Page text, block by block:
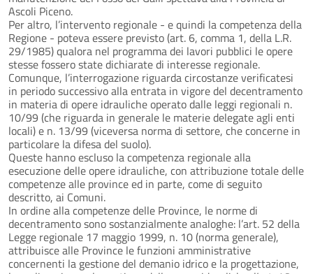
Ascoli Piceno.
Per altro, l’intervento regionale - e quindi la competenza della
Regione - poteva essere previsto (art. 6, comma 1, della L.R.
29/1985) qualora nel programma dei lavori pubblici le opere
stesse fossero state dichiarate di interesse regionale.
Comunque, l’interrogazione riguarda circostanze verificatesi
in periodo successivo alla entrata in vigore del decentramento
in materia di opere idrauliche operato dalle leggi regionali n.
10/99 (che riguarda in generale le materie delegate agli enti
locali) e n. 13/99 (viceversa norma di settore, che concerne in
particolare la difesa del suolo).
Queste hanno escluso la competenza regionale alla
esecuzione delle opere idrauliche, con attribuzione totale delle
competenze alle province ed in parte, come di seguito
descritto, ai Comuni.
In ordine alla competenze delle Province, le norme di
decentramento sono sostanzialmente analoghe: l’art. 52 della
Legge regionale 17 maggio 1999, n. 10 (norma generale),
attribuisce alle Province le funzioni amministrative
concernenti la gestione del demanio idrico e la progettazione,